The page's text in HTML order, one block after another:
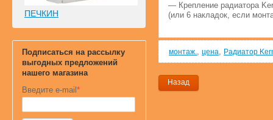
ПЕЧКИН
Подписаться на рассылку
выгодных предложений
нашего магазина
Введите e-mail *
— Крепление радиатора
(или 6 накладок, если
монтаж., цена, Радиатор
Назад